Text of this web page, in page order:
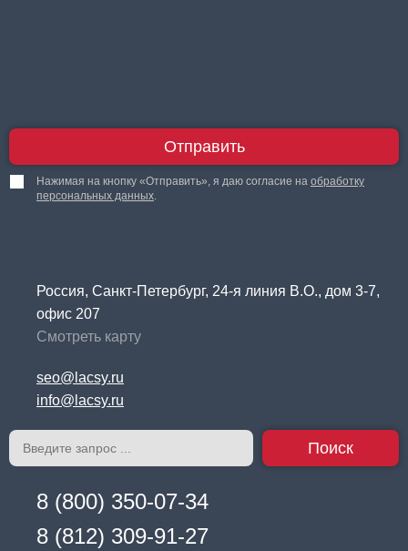
Отправить
Нажимая на кнопку «Отправить», я даю согласие на обработку
персональных данных.
Россия, Санкт-Петербург, 24-я линия В.О., дом 3-7,
офис 207
Смотреть карту
seo@lacsy.ru
info@lacsy.ru
Поиск
8 (800) 350-07-34
8 (812) 309-91-27